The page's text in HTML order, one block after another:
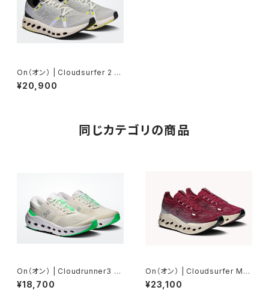
On（オン） | Cloudsurfer 2 |
Glacier/Ivory | Men
¥20,900
同じカテゴリの商品
On（オン） | Cloudrunner3 |
Ghost/Verdite | Women
¥18,700
On（オン） | Cloudsurfer Ma
x | Sienna/Dew | Men
¥23,100